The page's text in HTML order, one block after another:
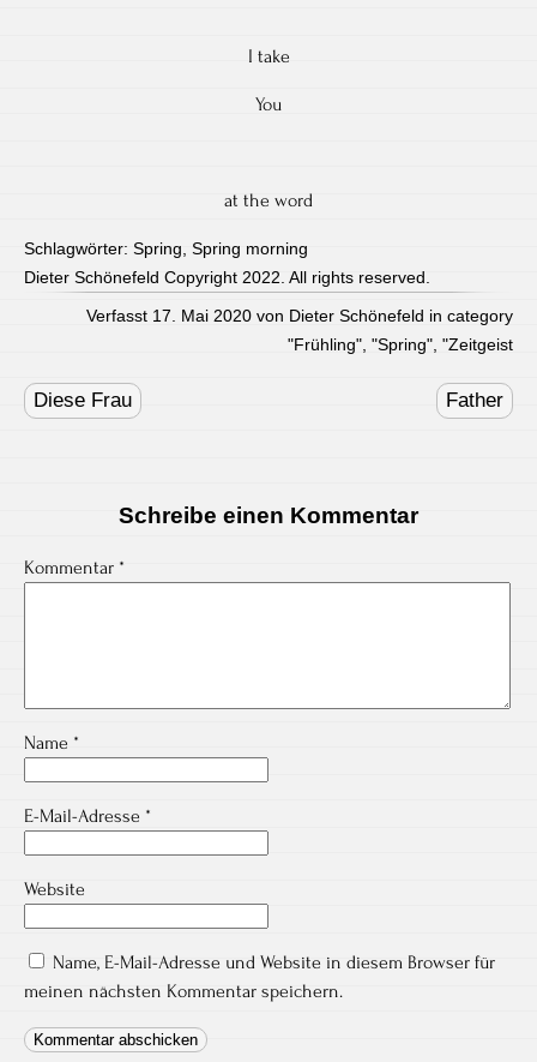
I take
You
at the word
Schlagwörter: Spring Spring morning
Dieter Schönefeld Copyright 2022. All rights reserved.
Verfasst 17. Mai 2020 von Dieter Schönefeld in category
"Frühling", "Spring", "Zeitgeist
navigation
Diese Frau Father
Schreibe einen Kommentar
Kommentar *
Name *
E-Mail-Adresse *
Website
Name, E-Mail-Adresse und Website in diesem Browser für
meinen nächsten Kommentar speichern.